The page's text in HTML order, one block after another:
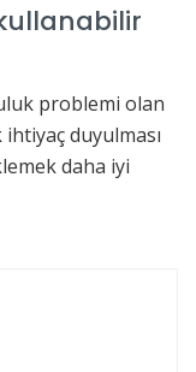
problemi olan
duyulması
daha iyi